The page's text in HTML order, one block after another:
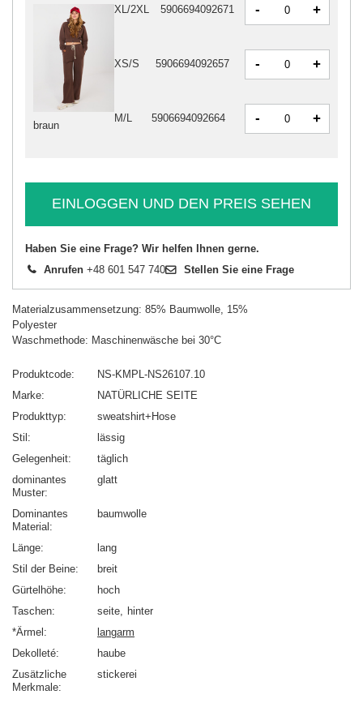
braun
XL/2XL 5906694092671 - +
XS/S 5906694092657 - +
M/L 5906694092664 - +
EINLOGGEN UND DEN PREIS SEHEN
Haben Sie eine Frage? Wir helfen Ihnen gerne.
Anrufen +48 601 547 740 Stellen Sie eine Frage
Materialzusammensetzung: 85% Baumwolle, 15%
Polyester
Waschmethode: Maschinenwäsche bei 30°C
Produktcode
NS-KMPL-NS26107.10
Marke
NATÜRLICHE SEITE
Produkttyp
sweatshirt+Hose
Stil
lässig
Gelegenheit
täglich
dominantes
Muster
glatt
Dominantes
Material
baumwolle
Länge
lang
Stil der Beine
breit
Gürtelhöhe
hoch
Taschen
seite
hinter
*Ärmel
langarm
Dekolleté
haube
Zusätzliche
Merkmale
stickerei